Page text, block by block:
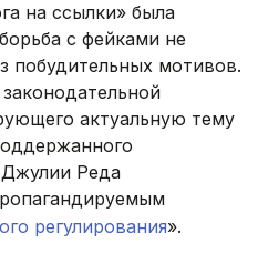
на ссылки» была
с фейками не
побудительных мотивов.
актуальную тему
Реда
регулирования».